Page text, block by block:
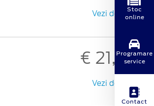
Vezi detalii
€ 21,48
Vezi detalii
Stoc
online
Programare
service
Contact